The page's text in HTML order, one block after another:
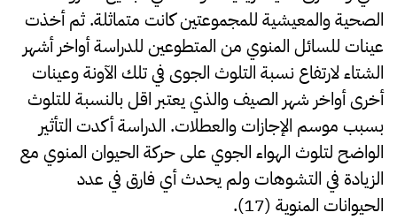
الصحية والمعيشية للمجموعتين كانت متماثلة. ثم أخذت
عينات للسائل المنوي من المتطوعين للدراسة أواخر أشهر
الشتاء لارتفاع نسبة التلوث الجوى في تلك الآونة وعينات
أخرى أواخر شهر الصيف والذي يعتبر اقل بالنسبة للتلوث
بسبب موسم الإجازات والعطلات. الدراسة أكدت التأثير
الواضح لتلوث الهواء الجوي على حركة الحيوان المنوي مع
الزيادة في التشوهات ولم يحدث أي فارق في عدد
الحيوانات المنوية (17).